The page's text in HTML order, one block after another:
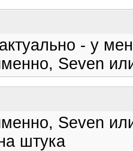
- у
Seven
Seven
штука